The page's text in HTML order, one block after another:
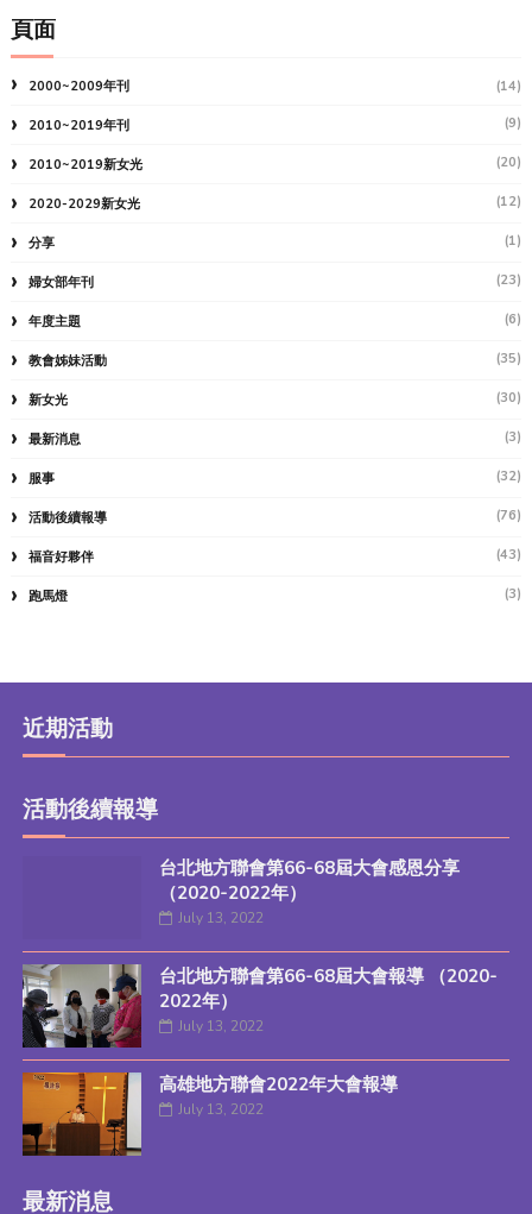
頁面
2000~2009年刊 (14)
2010~2019年刊 (9)
2010~2019新女光 (20)
2020-2029新女光 (12)
分享 (1)
婦女部年刊 (23)
年度主題 (6)
教會姊妹活動 (35)
新女光 (30)
最新消息 (3)
服事 (32)
活動後續報導 (76)
福音好夥伴 (43)
跑馬燈 (3)
近期活動
活動後續報導
台北地方聯會第66-68屆大會感恩分享
（2020-2022年）
July 13, 2022
台北地方聯會第66-68屆大會報導 （2020-
2022年）
July 13, 2022
高雄地方聯會2022年大會報導
July 13, 2022
最新消息